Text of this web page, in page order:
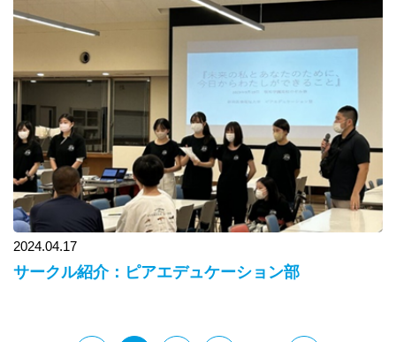
2024.04.17
サークル紹介：ピアエデュケーション部